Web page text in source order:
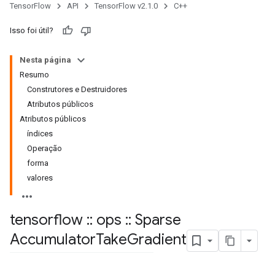
TensorFlow API TensorFlow v2.1.0 C++
Isso foi útil?
Nesta página
Resumo
Construtores e Destruidores
Atributos públicos
Atributos públicos
índices
Operação
forma
valores
tensorflow :: ops :: Sparse
AccumulatorTakeGradient